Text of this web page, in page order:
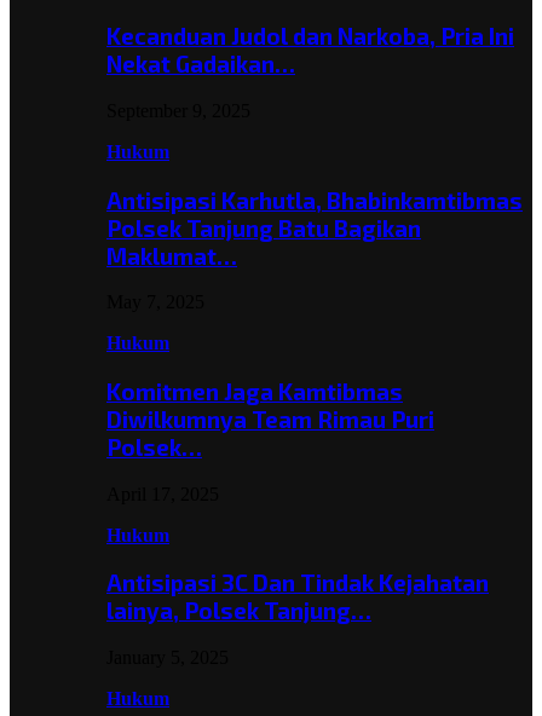
Kecanduan Judol dan Narkoba, Pria Ini
Nekat Gadaikan…
Hukum
Antisipasi Karhutla, Bhabinkamtibmas
Polsek Tanjung Batu Bagikan
Maklumat…
Hukum
Komitmen Jaga Kamtibmas
Diwilkumnya Team Rimau Puri
Polsek…
Hukum
Antisipasi 3C Dan Tindak Kejahatan
lainya, Polsek Tanjung…
Hukum